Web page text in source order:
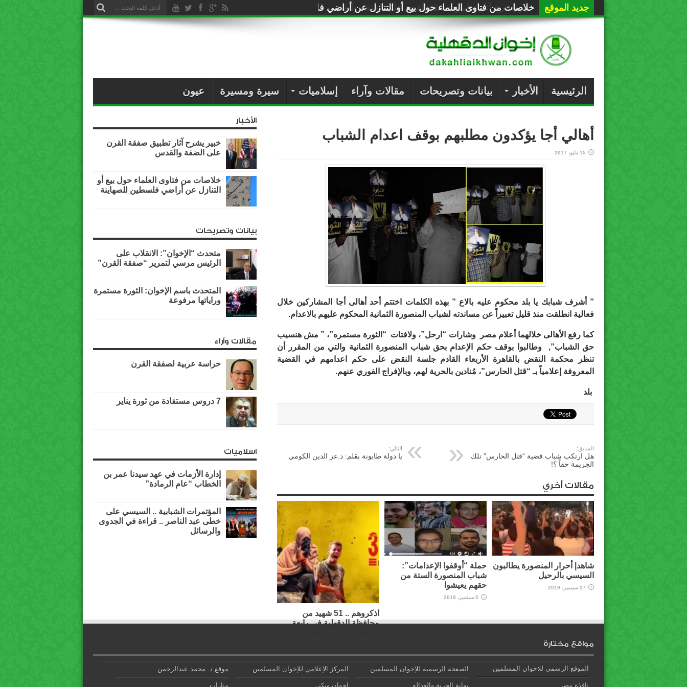
جديد الموقع خلاصات من فتاوى العلماء حول بيع أو التنازل عن أراضي فلسطين للصهاينة
الرئيسية الأخبار بيانات وتصريحات مقالات وآراء إسلاميات سيرة ومسيرة عيون
أهالي أجا يؤكدون مطلبهم بوقف اعدام الشباب
15 مايو، 2017
” أشرف شبابك يا بلد محكوم عليه بالاع ” بهذه الكلمات اختتم أحد أهالى أجا المشاركين خلال
فعالية انطلقت منذ قليل تعبيراً عن مساندته لشباب المنصورة الثمانية المحكوم عليهم بالاعدام.
كما رفع الأهالى خلالهما أعلام مصر وشارات “ارحل”، ولافتات “الثورة مستمره”، ” مش هنسيب
حق الشباب”, وطالبوا بوقف حكم الإعدام بحق شباب المنصورة الثمانية والتي من المقرر أن
تنظر محكمة النقض بالقاهرة الأربعاء القادم جلسة النقض على حكم اعدامهم في القضية
المعروفة إعلامياً بـ “قتل الحارس”، مُنادين بالحرية لهم، وبالإفراج الفوري عنهم.
بلد
السابق:
هل ارتكب شباب قضية “قتل الحارس” تلك
الجريمة حقاً ؟!
التالي:
يا دولة طابونة بقلم: د.عز الدين الكومي
مقالات أخري
شاهد| أحرار المنصورة يطالبون
السيسي بالرحيل
27 سبتمبر، 2019
حملة “أوقفوا الإعدامات”:
شباب المنصورة الستة من
حقهم يعيشوا
5 سبتمبر، 2019
اذكروهم .. 51 شهيد من
محافظة الدقهلية في رابعة
الأخبار
خبير يشرح آثار تطبيق صفقة القرن
على الضفة والقدس
خلاصات من فتاوى العلماء حول بيع أو
التنازل عن أراضي فلسطين للصهاينة
بيانات وتصريحات
متحدث “الإخوان”: الانقلاب على
الرئيس مرسي لتمرير “صفقة القرن”
المتحدث باسم الإخوان: الثورة مستمرة
وراياتها مرفوعة
مقالات وآراء
حراسة عربية لصفقة القرن
7 دروس مستفادة من ثورة يناير
اسلاميات
إدارة الأزمات في عهد سيدنا عمر بن
الخطاب “عام الرمادة”
المؤتمرات الشبابية .. السيسي على
خطى عبد الناصر .. قراءة في الجدوى
والرسائل
مواقع مختارة
الموقع الرسمي للاخوان المسلمين الصفحة الرسمية للإخوان المسلمين المركز الإعلامي للإخوان المسلمين موقع د. محمد عبدالرحمن
نافذة مصر بوابة الحرية والعدالة إخوان ويكي منارات